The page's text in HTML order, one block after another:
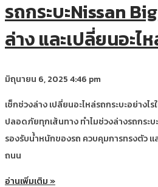
รถกระบะNissan
ล่าง และเปลี่ยนอะไ
มิถุนายน 6, 20254:46 pm
เช็กช่วงล่าง เปลี่ยนอะไหล่รถกระบะอย่างไ
ปลอดภัยทุกเส้นทาง ทำไมช่วงล่างรถกระ
รองรับน้ำหนักของรถ ควบคุมการทรงตัว แ
ถนน
อ่านเพิ่มเติม »